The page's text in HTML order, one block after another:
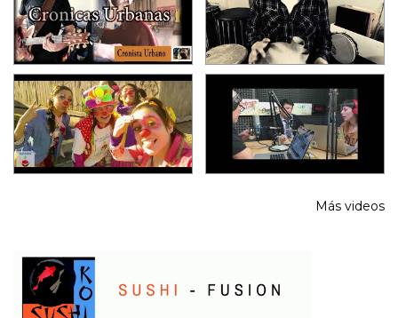
Más videos